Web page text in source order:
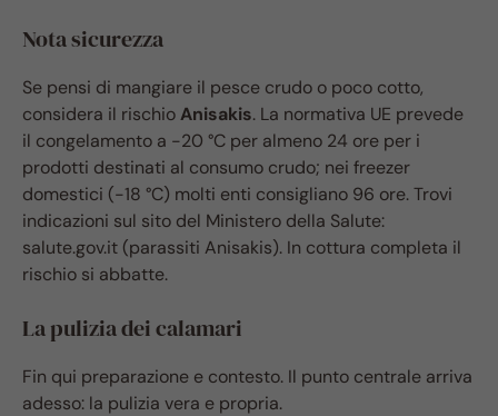
Nota sicurezza
Se pensi di mangiare il pesce crudo o poco cotto,
considera il rischioAnisakis. La normativa UE prevede
il congelamento a -20 °C per almeno 24 ore per i
prodotti destinati al consumo crudo; nei freezer
domestici (-18 °C) molti enti consigliano 96 ore. Trovi
indicazioni sul sito del Ministero della Salute:
salute.gov.it (parassiti Anisakis). In cottura completa il
rischio si abbatte.
La pulizia dei calamari
Fin qui preparazione e contesto. Il punto centrale arriva
adesso: la pulizia vera e propria.